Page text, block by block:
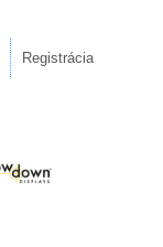
Registrácia